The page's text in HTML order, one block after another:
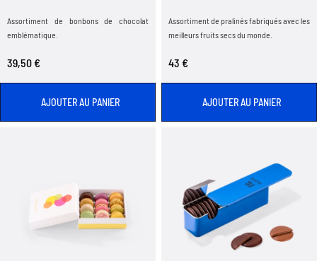
Assortiment de bonbons de chocolat
emblématique.
39,50 €
AJOUTER AU PANIER
Assortiment de pralinés fabriqués avec les
meilleurs fruits secs du monde.
43 €
AJOUTER AU PANIER